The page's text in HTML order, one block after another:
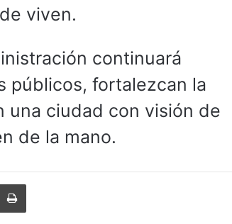
viven.
continuará
públicos, fortalezcan la
una ciudad con visión de
de la mano.
por correo electrónicoImprimir